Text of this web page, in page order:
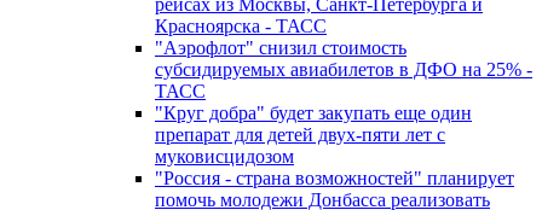
рейсах из Москвы, Санкт-Петербурга и
Красноярска - ТАСС
"Аэрофлот" снизил стоимость
субсидируемых авиабилетов в ДФО на 25% -
ТАСС
"Круг добра" будет закупать еще один
препарат для детей двух-пяти лет с
муковисцидозом
"Россия - страна возможностей" планирует
помочь молодежи Донбасса реализовать